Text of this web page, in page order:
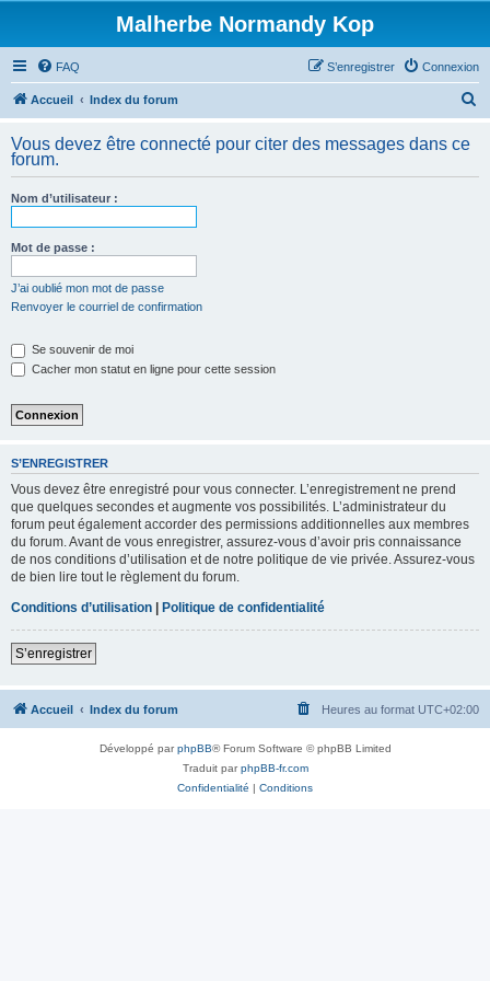
Malherbe Normandy Kop
FAQ Connexion
S’enregistrer
Accueil Index du forum
h
Vous devez être connecté pour citer des messages dans ce
forum.
Nom d’utilisateur :
Mot de passe :
J’ai oublié mon mot de passe
Renvoyer le courriel de confirmation
Se souvenir de moi
Cacher mon statut en ligne pour cette session
S’ENREGISTRER
Vous devez être enregistré pour vous connecter. L’enregistrement ne prend
que quelques secondes et augmente vos possibilités. L’administrateur du
forum peut également accorder des permissions additionnelles aux membres
du forum. Avant de vous enregistrer, assurez-vous d’avoir pris connaissance
de nos conditions d’utilisation et de notre politique de vie privée. Assurez-vous
de bien lire tout le règlement du forum.
Conditions d’utilisation | Politique de confidentialité
S’enregistrer
Accueil Index du forum Heures au format UTC+02:00
Développé parphpBB® Forum Software © phpBB Limited
Traduit parphpBB-fr.com
Confidentialité | Conditions